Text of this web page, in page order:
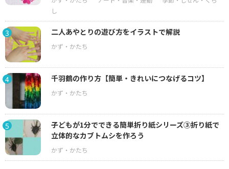
3 二人あやとりの遊び方をイラストで解説
4 千羽鶴の作り方【簡単・きれいにつなげるコツ】
5
子どもが1分でできる簡単折り紙シリーズ③折り紙で
立体的なカブトムシを作ろう